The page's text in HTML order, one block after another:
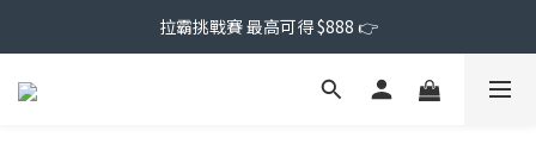
拉霸挑戰賽 最高可得 $888 👉